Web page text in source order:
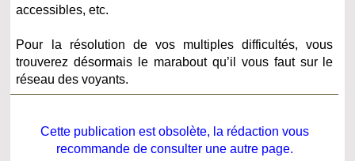
accessibles, etc.
Pour la résolution de vos multiples difficultés, vous
trouverez désormais le marabout qu’il vous faut sur le
réseau des voyants.
Cette publication est obsolète, la rédaction vous
recommande de consulter une autre page.